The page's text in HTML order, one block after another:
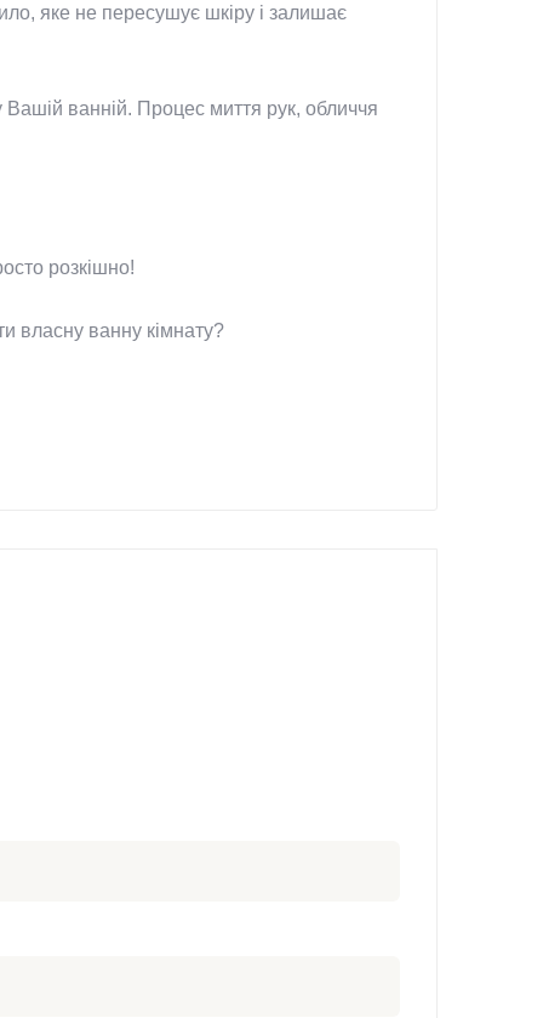
яке не пересушує шкіру і залишає
ванній. Процес миття рук, обличчя
розкішно!
власну ванну кімнату?